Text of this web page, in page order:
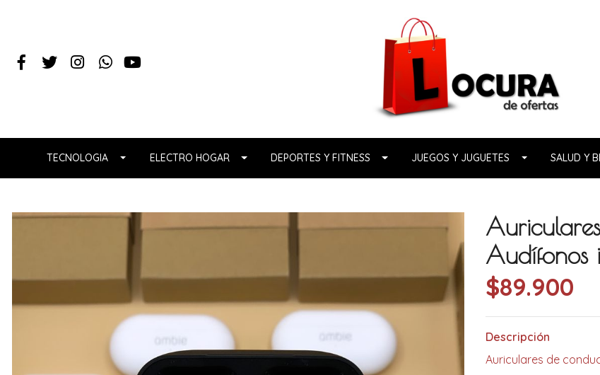
TECNOLOGIA ELECTRO HOGAR DEPORTES Y FITNESS JUEGOS Y JUGUETES SALUD Y
Audífonos
$89.900
Descripción
Auriculares de